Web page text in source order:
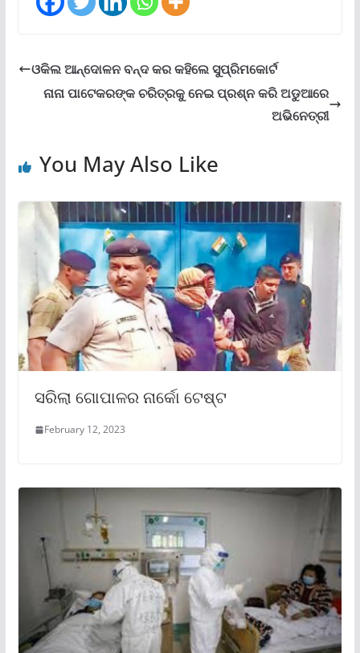
ଓକିଲ ଆନ୍ଦୋଳନ ବନ୍ଦ କର କହିଲେ ସୁପ୍ରିମକୋର୍ଟ
ନାନା ପାଟେକରଙ୍କ ଚରିତ୍ରକୁ ନେଇ ପ୍ରଶ୍ନ କରି ଅଡୁଆରେ
ଅଭିନେତ୍ରୀ
You May Also Like
ସରିଲା ଗୋପାଳର ନାର୍କୋ ଟେଷ୍ଟ
February 12, 2023